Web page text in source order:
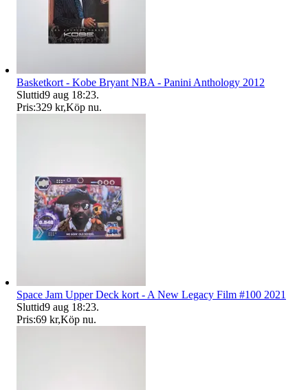
Basketkort - Kobe Bryant NBA - Panini Anthology 2012
Sluttid9 aug 18:23.
Pris:329 kr,Köp nu.
Space Jam Upper Deck kort - A New Legacy Film #100 2021
Sluttid9 aug 18:23.
Pris:69 kr,Köp nu.